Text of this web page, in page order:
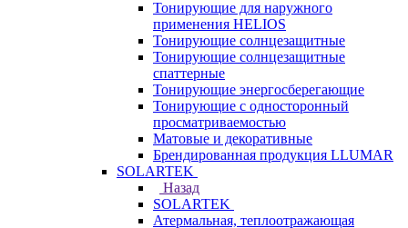
Тонирующие для наружного
применения HELIOS
Тонирующие солнцезащитные
Тонирующие солнцезащитные
спаттерные
Тонирующие энергосберегающие
Тонирующие с односторонный
просматриваемостью
Матовые и декоративные
Брендированная продукция LLUMAR
SOLARTEK
Назад
SOLARTEK
Атермальная, теплоотражающая